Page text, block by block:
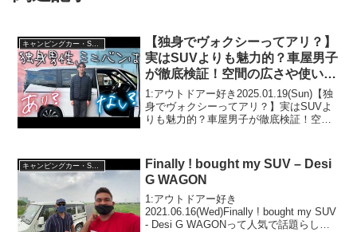
キャンピングカー・SUV人気車種
【独身でヴォクシーってアリ？】
実はSUVよりも魅力的？車屋男子
が徹底検証！空間の広さや使い勝
手を正直レビュー！
1:アウトドアー好き2025.01.19(Sun)【独
身でヴォクシーってアリ？】実はSUVよ
りも魅力的？車屋男子が徹底検証！空間
2:アウトドアー好き2025.01.19...
Finally ! bought my SUV – Desi
G WAGON
1:アウトドアー好き
2021.06.16(Wed)Finally ! bought my SUV
- Desi G WAGONって人気で話題らしい